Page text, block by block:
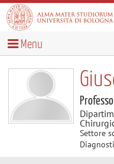
Menu
Settore